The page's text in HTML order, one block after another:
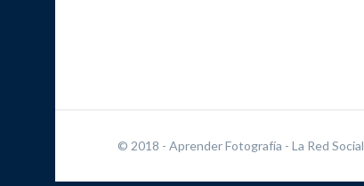
© 2018 - Aprender Fotografía - La Red Social